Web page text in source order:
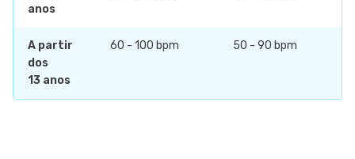
anos
A partir
dos
13 anos
60 - 100 bpm 50 - 90 bpm